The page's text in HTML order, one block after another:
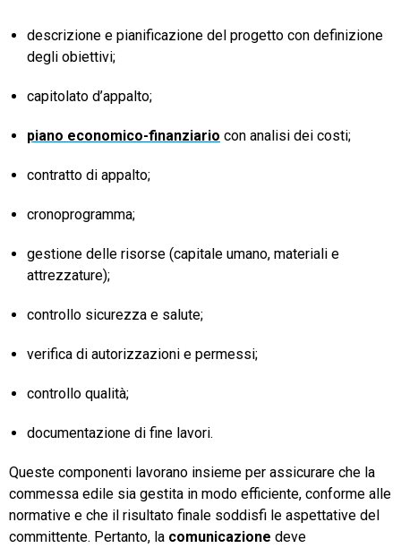
descrizione e pianificazione del progetto con definizione
degli obiettivi;
capitolato d’appalto;
piano economico-finanziario con analisi dei costi;
contratto di appalto;
cronoprogramma;
gestione delle risorse (capitale umano, materiali e
attrezzature);
controllo sicurezza e salute;
verifica di autorizzazioni e permessi;
controllo qualità;
documentazione di fine lavori.
Queste componenti lavorano insieme per assicurare che la
commessa edile sia gestita in modo efficiente, conforme alle
normative e che il risultato finale soddisfi le aspettative del
committente. Pertanto, la comunicazione deve